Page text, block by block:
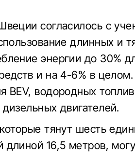
согласилось с
длинных и
энергии до 30%
и на 4-6% в
BEV, водородных
двигателей.
тянут шесть
16,5 метров,